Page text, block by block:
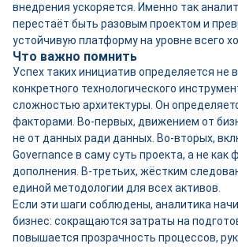
внедрения ускоряется. Именно так
перестаёт быть разовым проектом и
устойчивую платформу на уровне всего
Что важно помнить
Успех таких инициатив определяется не
конкретного технологического
сложностью архитектуры. Он
факторами. Во-первых, движением от
не от данных ради данных. Во-вторых,
Governance в саму суть проекта, а не как
дополнения. В-третьих, жёстким
единой методологии для всех активов.
Если эти шаги соблюдены, аналитика
бизнес: сокращаются затраты на
повышается прозрачность процессов,